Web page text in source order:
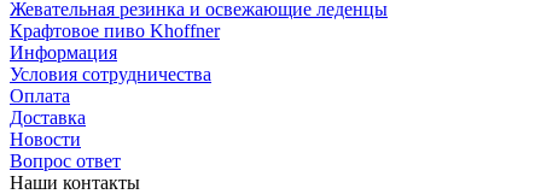
Жевательная резинка и освежающие леденцы
Крафтовое пиво Khoffner
Информация
Условия сотрудничества
Оплата
Доставка
Новости
Вопрос ответ
Наши контакты